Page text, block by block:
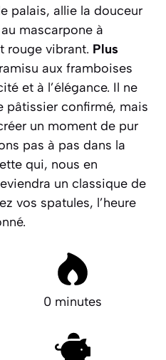
palais, allie la douceur
mascarpone à
rouge vibrant. Plus
aux framboises
et à l’élégance. Il ne
pâtissier confirmé, mais
un moment de pur
pas à pas dans la
qui, nous en
un classique de
vos spatules, l’heure
0 minutes